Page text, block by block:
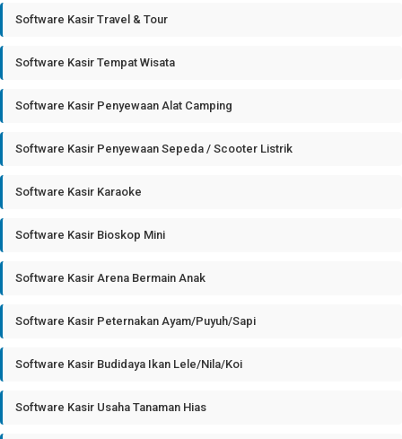
Software Kasir Travel & Tour
Software Kasir Tempat Wisata
Software Kasir Penyewaan Alat Camping
Software Kasir Penyewaan Sepeda / Scooter Listrik
Software Kasir Karaoke
Software Kasir Bioskop Mini
Software Kasir Arena Bermain Anak
Software Kasir Peternakan Ayam/Puyuh/Sapi
Software Kasir Budidaya Ikan Lele/Nila/Koi
Software Kasir Usaha Tanaman Hias